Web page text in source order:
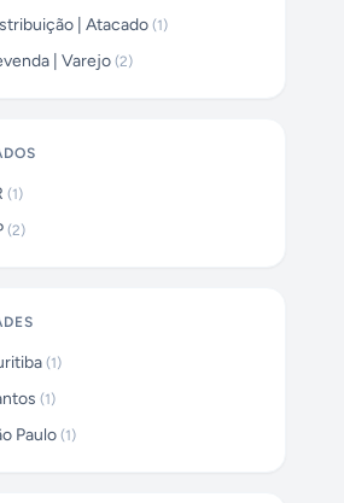
| Atacado (1)
| Varejo (2)
(1)
(2)
(1)
(1)
Paulo (1)